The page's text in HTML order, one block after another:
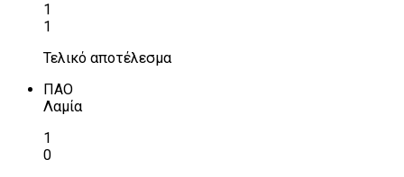
1
1
Τελικό αποτέλεσμα
ΠΑΟ
Λαμία
1
0